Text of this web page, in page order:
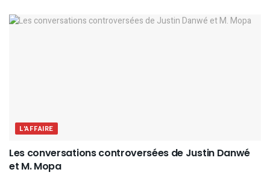
L'AFFAIRE
Les conversations controversées de Justin Danwé
et M. Mopa